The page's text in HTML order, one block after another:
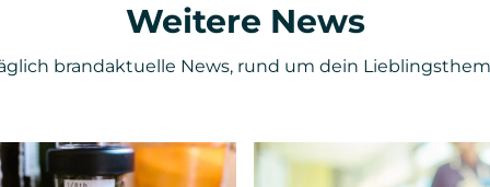
Weitere News
brandaktuelle News, rund um dein